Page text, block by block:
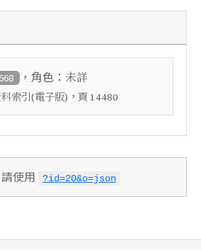
，角色： 未詳
索引(電子版) ，頁 14480
請使用 ?id=20&o=json